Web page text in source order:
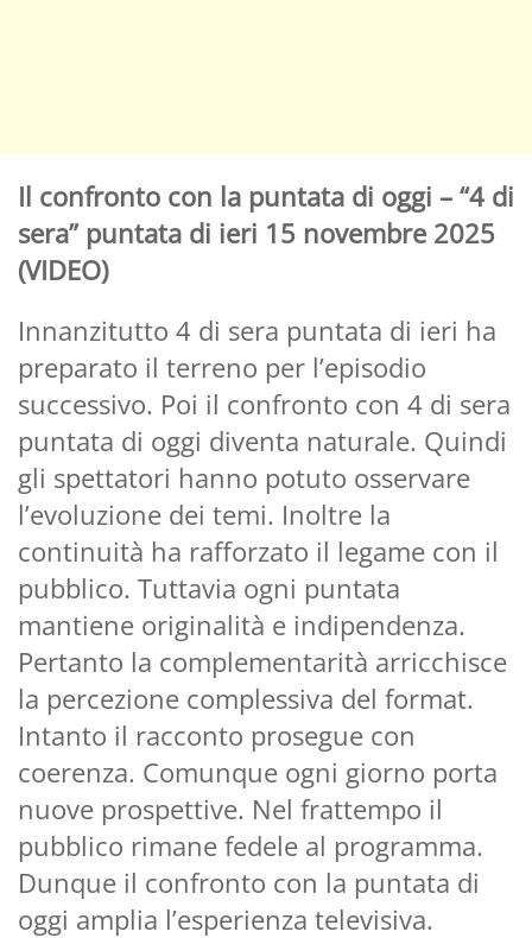
Il confronto con la puntata di oggi – “4 di
sera” puntata di ieri 15 novembre 2025
(VIDEO)
Innanzitutto 4 di sera puntata di ieri ha
preparato il terreno per l’episodio
successivo. Poi il confronto con 4 di sera
puntata di oggi diventa naturale. Quindi
gli spettatori hanno potuto osservare
l’evoluzione dei temi. Inoltre la
continuità ha rafforzato il legame con il
pubblico. Tuttavia ogni puntata
mantiene originalità e indipendenza.
Pertanto la complementarità arricchisce
la percezione complessiva del format.
Intanto il racconto prosegue con
coerenza. Comunque ogni giorno porta
nuove prospettive. Nel frattempo il
pubblico rimane fedele al programma.
Dunque il confronto con la puntata di
oggi amplia l’esperienza televisiva.